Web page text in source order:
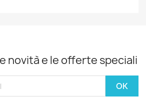
novità e le offerte speciali